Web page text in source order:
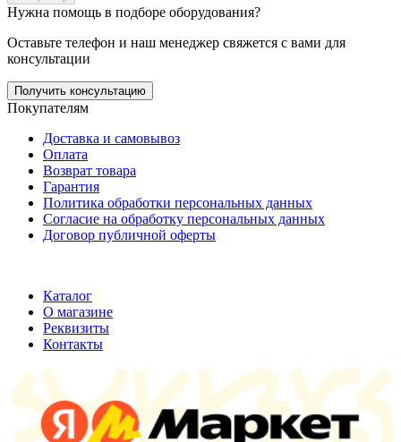
Нужна помощь в подборе оборудования?
Оставьте телефон и наш менеджер свяжется с вами для
консультации
Получить консультацию
Покупателям
Доставка и самовывоз
Оплата
Возврат товара
Гарантия
Политика обработки персональных данных
Согласие на обработку персональных данных
Договор публичной оферты
Каталог
О магазине
Реквизиты
Контакты